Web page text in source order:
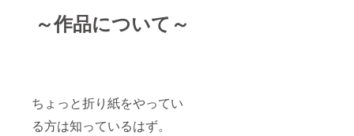
～作品について～
ちょっと折り紙をやってい
る方は知っているはず。